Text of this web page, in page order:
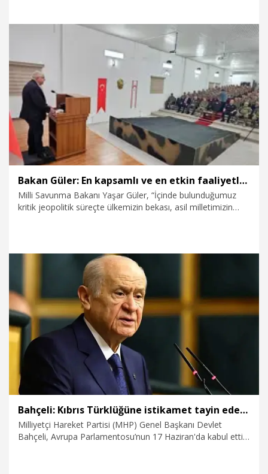
20.07.2026
Bakan Güler: En kapsamlı ve en etkin faaliyetlerimizi icra ediyoruz
Milli Savunma Bakanı Yaşar Güler, “İçinde bulunduğumuz
kritik jeopolitik süreçte ülkemizin bekası, asil milletimizin
19.07.2026 Dünya
Bahçeli: Kıbrıs Türklüğüne istikamet tayin edecek irade, Brüksel’de değildir
Milliyetçi Hareket Partisi (MHP) Genel Başkanı Devlet
Bahçeli, Avrupa Parlamentosu’nun 17 Haziran'da kabul ettiği